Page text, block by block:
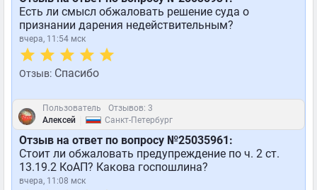
Есть ли смысл обжаловать решение суда о
признании дарения недействительным?
вчера, 11:54 мск
Отзыв: Спасибо
Пользователь
Отзывов: 3
Алексей
Санкт-Петербург
Отзыв на ответ по вопросу №25035961:
Стоит ли обжаловать предупреждение по ч. 2 ст.
13.19.2 КоАП? Какова госпошлина?
вчера, 11:08 мск